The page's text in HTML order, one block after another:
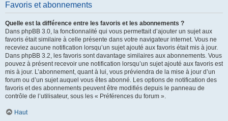
Favoris et abonnements
Quelle est la différence entre les favoris et les abonnements ?
Dans phpBB 3.0, la fonctionnalité qui vous permettait d’ajouter un sujet aux
favoris était similaire à celle présente dans votre navigateur internet. Vous ne
receviez aucune notification lorsqu’un sujet ajouté aux favoris était mis à jour.
Dans phpBB 3.2, les favoris sont davantage similaires aux abonnements. Vous
pouvez à présent recevoir une notification lorsqu’un sujet ajouté aux favoris est
mis à jour. L’abonnement, quant à lui, vous préviendra de la mise à jour d’un
forum ou d’un sujet auquel vous êtes abonné. Les options de notification des
favoris et des abonnements peuvent être modifiés depuis le panneau de
contrôle de l’utilisateur, sous les « Préférences du forum ».
Haut